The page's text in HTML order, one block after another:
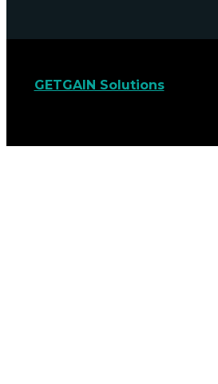
GETGAIN Solutions© 2022.